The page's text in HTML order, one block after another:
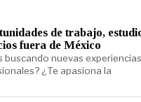
de trabajo,
fuera de México
buscando nuevas
¿Te apasiona la